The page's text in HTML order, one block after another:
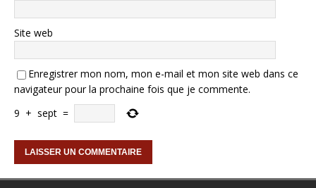
Site web
Enregistrer mon nom, mon e-mail et mon site web dans ce
navigateur pour la prochaine fois que je commente.
9 + sept =